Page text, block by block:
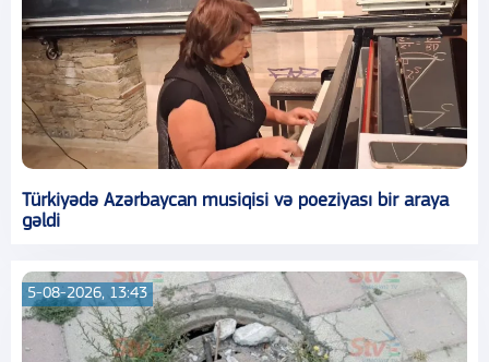
Türkiyədə Azərbaycan musiqisi və poeziyası bir araya
gəldi
5-08-2026, 13:43